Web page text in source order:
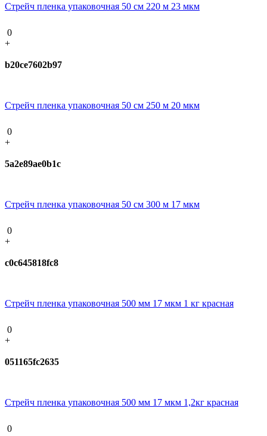
Стрейч пленка упаковочная 50 см 220 м 23 мкм
0
+
b20ce7602b97
Стрейч пленка упаковочная 50 см 250 м 20 мкм
0
+
5a2e89ae0b1c
Стрейч пленка упаковочная 50 см 300 м 17 мкм
0
+
c0c645818fc8
Стрейч пленка упаковочная 500 мм 17 мкм 1 кг красная
0
+
051165fc2635
Стрейч пленка упаковочная 500 мм 17 мкм 1,2кг красная
0